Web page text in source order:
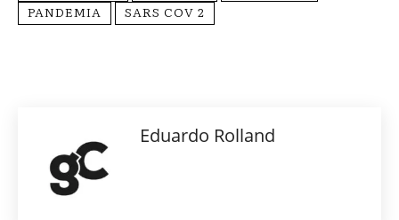
PANDEMIA
SARS COV 2
Eduardo Rolland